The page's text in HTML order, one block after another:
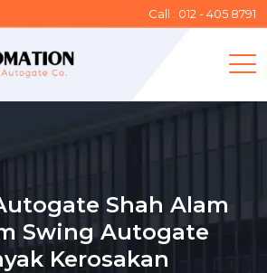
Call : 012 - 405 8791
Shah Alam
Swing Autogate
Kerosakan